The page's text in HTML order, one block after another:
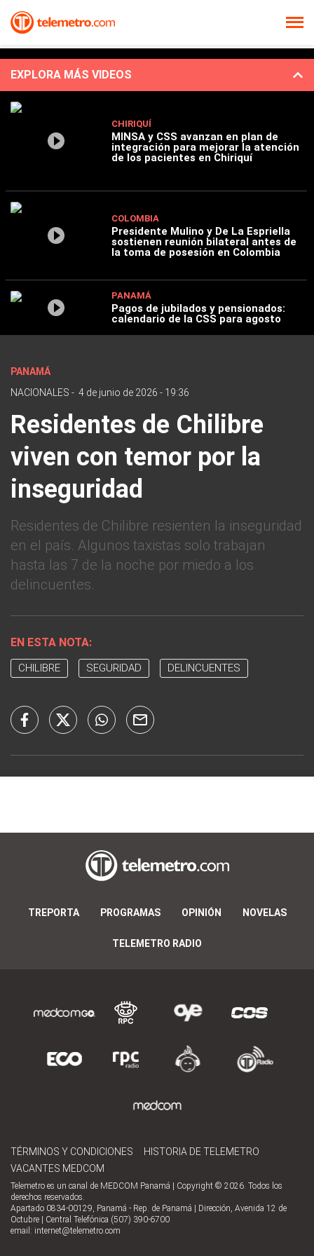
EXPLORA MÁS VIDEOS
CHIRIQUÍ
MINSA y CSS avanzan en plan de
integración para mejorar la atención
de los pacientes en Chiriquí
COLOMBIA
Presidente Mulino y De La Espriella
sostienen reunión bilateral antes de
la toma de posesión en Colombia
PANAMÁ
Pagos de jubilados y pensionados:
calendario de la CSS para agosto
PANAMÁ
NACIONALES - 4 de junio de 2026 - 19:36
Residentes de Chilibre
viven con temor por la
inseguridad
Residentes de Chilibre resienten la inseguridad
en el país. Algunos taxistas solo trabajan
hasta las 7 de la noche por miedo a los
delincuentes.
EN ESTA NOTA:
CHILIBRE SEGURIDAD DELINCUENTES
TREPORTA PROGRAMAS OPINIÓN NOVELAS
TELEMETRO RADIO
TÉRMINOS Y CONDICIONES
HISTORIA DE TELEMETRO
VACANTES MEDCOM
Telemetro es un canal de MEDCOM Panamá | Copyright © 2026. Todos los
derechos reservados.
Apartado 0834-00129, Panamá - Rep. de Panamá | Dirección, Avenida 12 de
Octubre | Central Telefónica (507) 390-6700
email: internet@telemetro.com